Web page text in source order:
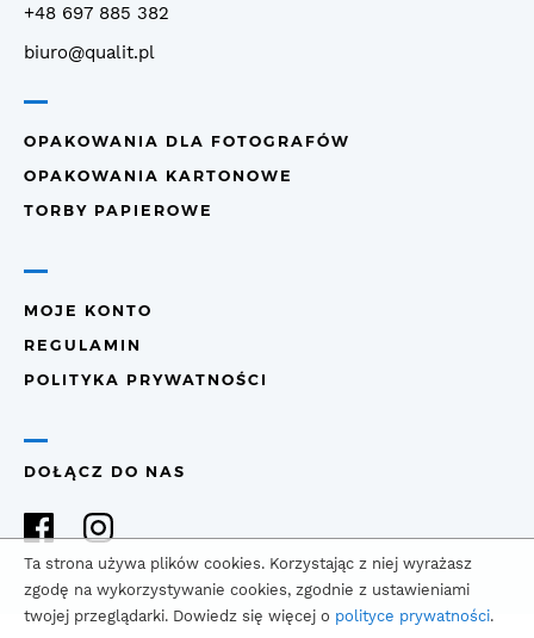
+48 697 885 382
biuro@qualit.pl
OPAKOWANIA DLA FOTOGRAFÓW
OPAKOWANIA KARTONOWE
TORBY PAPIEROWE
MOJE KONTO
REGULAMIN
POLITYKA PRYWATNOŚCI
DOŁĄCZ DO NAS
Ta strona używa plików cookies. Korzystając z niej wyrażasz
zgodę na wykorzystywanie cookies, zgodnie z ustawieniami
twojej przeglądarki. Dowiedz się więcej o polityce prywatności.